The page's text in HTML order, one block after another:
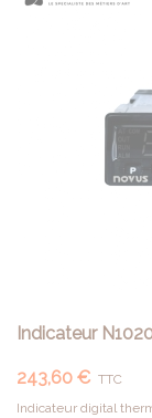
Indicateur
243,60 € TTC
Indicateur digital